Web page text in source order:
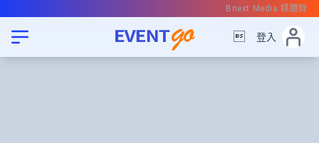
Bnext Media 媒體群
 登入